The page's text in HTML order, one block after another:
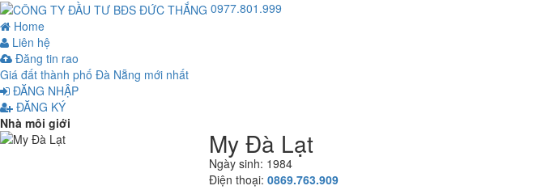
0977.801.999
Home
Liên hệ
Đăng tin rao
Giá đất thành phố Đà Nẵng mới nhất
ĐĂNG NHẬP
ĐĂNG KÝ
Nhà môi giới
My Đà Lạt
Ngày sinh: 1984
Điện thoại: 0869.763.909